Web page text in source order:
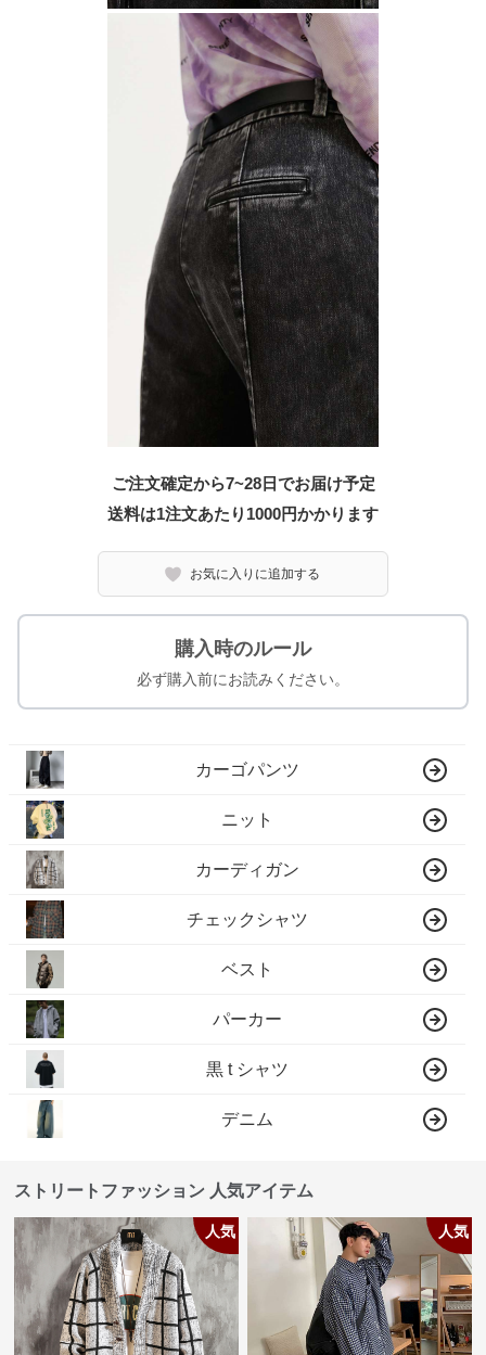
ご注文確定から7~28日でお届け予定
送料は1注文あたり 1000円かかります
お気に入りに追加する
購入時のルール
必ず購入前にお読みください。
カーゴパンツ
ニット
カーディガン
チェックシャツ
ベスト
パーカー
黒 t シャツ
デニム
ストリートファッション 人気アイテム
人気 人気